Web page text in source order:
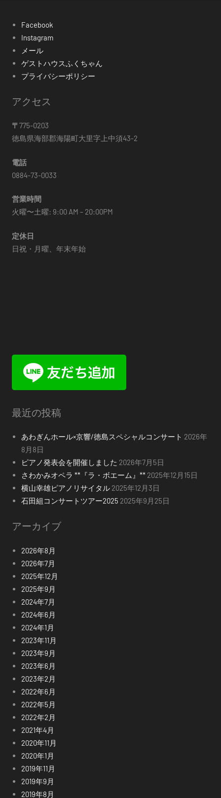
Facebook
Instagram
メール
ゲストハウスふくちゃん
プライバシーポリシー
アクセス
〒 775-0203
徳島県海部郡海陽町大里字上中須43-2
電話
0884-73-0033
営業時間
火曜〜土曜: 9:00 AM – 20:00PM
定休日
日祝・月曜、年末年始
最近の投稿
あわぎんホール×京響/徳島スペシャルコンサート 2026年
8月8日
ピアノ発表会を開催しました 2026年7月5日
さわかみオペラ **『ラ・ボエーム』** 2025年12月15日
横山幸雄ピアノリサイタル 2025年12月3日
石田組コンサートツアー2025 2025年9月25日
アーカイブ
2026年8月
2026年7月
2025年12月
2025年9月
2024年7月
2024年6月
2024年1月
2023年11月
2023年9月
2023年6月
2023年2月
2022年6月
2022年5月
2022年2月
2021年4月
2020年11月
2020年1月
2019年11月
2019年9月
2019年8月